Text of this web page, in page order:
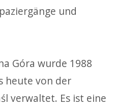
und
Góra wurde 1988
heute von der
verwaltet. Es ist eine